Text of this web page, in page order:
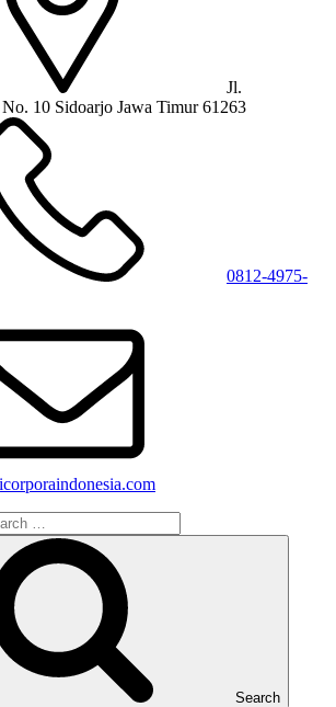
Jl.
10 Sidoarjo Jawa Timur 61263
0812-4975-
Search